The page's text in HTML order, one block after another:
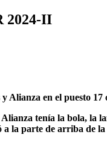
2024-II
en el puesto 17
tenía la bola, la
la parte de arriba de